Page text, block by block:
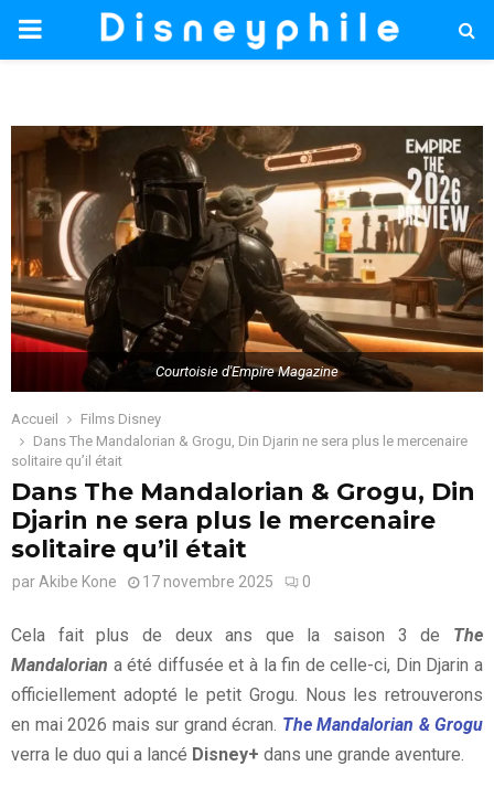
PRIMARY
Courtoisie d'Empire Magazine
Accueil
Films Disney
Dans The Mandalorian & Grogu, Din Djarin ne sera plus le mercenaire
solitaire qu’il était
Dans The Mandalorian & Grogu, Din
Djarin ne sera plus le mercenaire
solitaire qu’il était
par Akibe Kone 17 novembre 2025 0
Cela fait plus de deux ans que la saison 3 de The
Mandalorian a été diffusée et à la fin de celle-ci, Din Djarin a
officiellement adopté le petit Grogu. Nous les retrouverons
en mai 2026 mais sur grand écran. The Mandalorian & Grogu
verra le duo qui a lancé Disney+ dans une grande aventure.